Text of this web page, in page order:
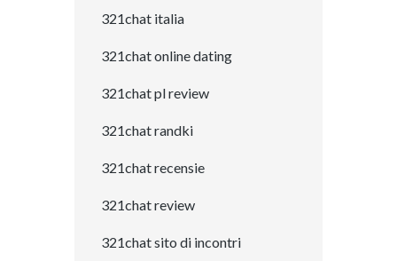
321chat italia
321chat online dating
321chat pl review
321chat randki
321chat recensie
321chat review
321chat sito di incontri